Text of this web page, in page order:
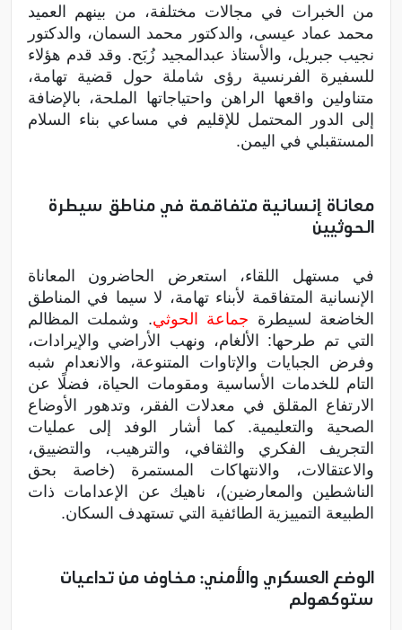
من الخبرات في مجالات مختلفة، من بينهم العميد
محمد عماد عيسى، والدكتور محمد السمان، والدكتور
نجيب جبريل، والأستاذ عبدالمجيد زُبَح. وقد قدم هؤلاء
للسفيرة الفرنسية رؤى شاملة حول قضية تهامة،
متناولين واقعها الراهن واحتياجاتها الملحة، بالإضافة
إلى الدور المحتمل للإقليم في مساعي بناء السلام
المستقبلي في اليمن.
معاناة إنسانية متفاقمة في مناطق سيطرة
الحوثيين
في مستهل اللقاء، استعرض الحاضرون المعاناة
الإنسانية المتفاقمة لأبناء تهامة، لا سيما في المناطق
الخاضعة لسيطرة جماعة الحوثي. وشملت المظالم
التي تم طرحها: الألغام، ونهب الأراضي والإيرادات،
وفرض الجبايات والإتاوات المتنوعة، والانعدام شبه
التام للخدمات الأساسية ومقومات الحياة، فضلًا عن
الارتفاع المقلق في معدلات الفقر، وتدهور الأوضاع
الصحية والتعليمية. كما أشار الوفد إلى عمليات
التجريف الفكري والثقافي، والترهيب، والتضييق،
والاعتقالات، والانتهاكات المستمرة (خاصة بحق
الناشطين والمعارضين)، ناهيك عن الإعدامات ذات
الطبيعة التمييزية الطائفية التي تستهدف السكان.
الوضع العسكري والأمني: مخاوف من تداعيات
ستوكهولم